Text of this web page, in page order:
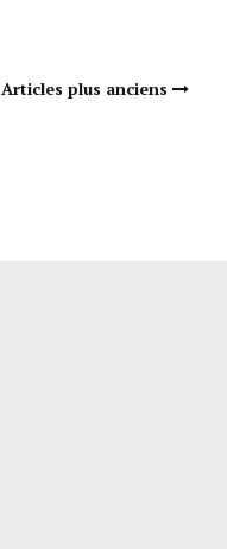
Articles plus anciens